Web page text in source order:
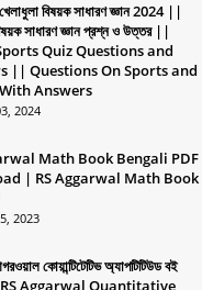
বিষয়ক সাধারণ জ্ঞান 2024 ||
সাধারণ জ্ঞান প্রশ্ন ও উত্তর ||
Quiz Questions and
|| Questions On Sports and
Answers
2024
Math Book Bengali PDF
| RS Aggarwal Math Book
2023
কোয়ান্টিটেটিভ অ্যাপটিটিউড বই
RS Aggarwal Quantitative